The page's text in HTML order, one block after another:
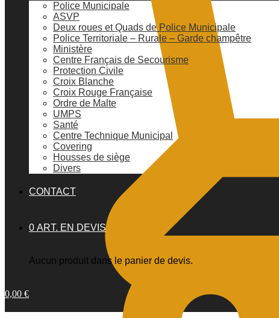
Police Municipale
ASVP
Deux roues et Quads de Police Municipale
Police Territoriale – Rurale – Garde champêtre
Ministère
Centre Français de Secourisme
Protection Civile
Croix Blanche
Croix Rouge Française
Ordre de Malte
UMPS
Santé
Centre Technique Municipal
Covering
Housses de siège
Divers
CONTACT
0 ART. EN DEVIS
Aucun produit dans le panier de devis.
0,00 €